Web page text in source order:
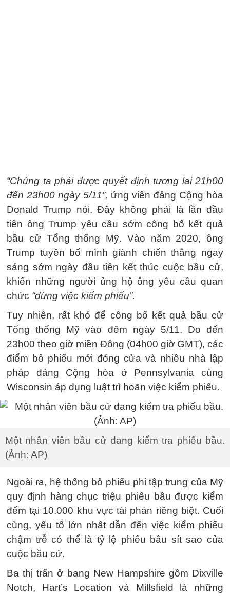
“Chúng ta phải được quyết định tương lai 21h00
đến 23h00 ngày 5/11”, ứng viên đảng Cộng hòa
Donald Trump nói. Đây không phải là lần đầu
tiên ông Trump yêu cầu sớm công bố kết quả
bầu cử Tổng thống Mỹ. Vào năm 2020, ông
Trump tuyên bố mình giành chiến thắng ngay
sáng sớm ngày đầu tiên kết thúc cuộc bầu cử,
khiến những người ủng hộ ông yêu cầu quan
chức “dừng việc kiểm phiếu”.
Tuy nhiên, rất khó để công bố kết quả bầu cử
Tổng thống Mỹ vào đêm ngày 5/11. Do đến
23h00 theo giờ miền Đông (04h00 giờ GMT), các
điểm bỏ phiếu mới đóng cửa và nhiều nhà lập
pháp đảng Cộng hòa ở Pennsylvania cùng
Wisconsin áp dụng luật trì hoãn việc kiểm phiếu.
Một nhân viên bầu cử đang kiểm tra phiếu bầu.
(Ảnh: AP)
Ngoài ra, hệ thống bỏ phiếu phi tập trung của Mỹ
quy định hàng chục triệu phiếu bầu được kiểm
đếm tại 10.000 khu vực tài phán riêng biệt. Cuối
cùng, yếu tố lớn nhất dẫn đến việc kiểm phiếu
chậm trễ có thể là tỷ lệ phiếu bầu sít sao của
cuộc bầu cử.
Ba thị trấn ở bang New Hampshire gồm Dixville
Notch, Hart’s Location và Millsfield là những